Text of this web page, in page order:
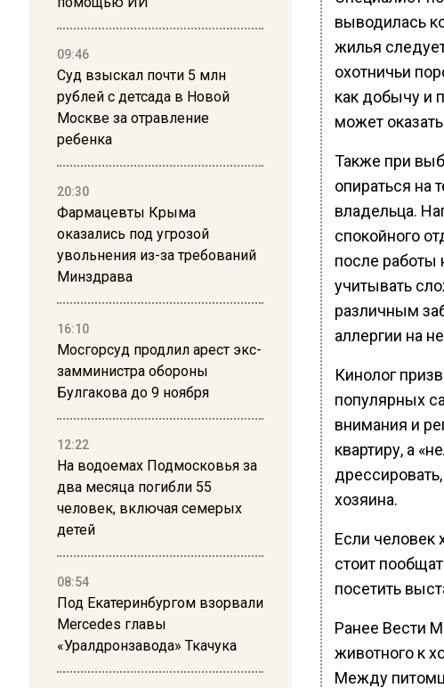
09:46
Суд взыскал почти 5 млн
рублей с детсада в Новой
Москве за отравление
ребенка
20:30
Фармацевты Крыма
оказались под угрозой
увольнения из-за требований
Минздрава
16:10
Мосгорсуд продлил арест экс-
замминистра обороны
Булгакова до 9 ноября
12:22
На водоемах Подмосковья за
два месяца погибли 55
человек, включая семерых
детей
08:54
Под Екатеринбургом взорвали
Mercedes главы
«Уралдронзавода» Ткачука
выводилась
жилья
охотничьи
как добычу и
может
Также при
опираться на
владельца.
спокойного
после работы
учитывать
различным
аллергии на
Кинолог
популярных
внимания и
квартиру, а
хозяина.
Если человек
стоит
посетить
Ранее Вести
животного к
Между